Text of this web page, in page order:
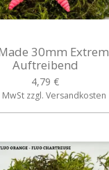
30mm Extrem
Auftreibend
4,79 €
MwSt zzgl. Versandkosten